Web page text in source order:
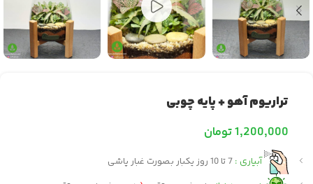
تراریوم آهو + پایه چوبی
1,200,000تومان
آبیاری :